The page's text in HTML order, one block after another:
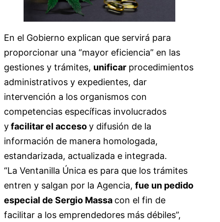
En el Gobierno explican que servirá para
proporcionar una “mayor eficiencia” en las
gestiones y trámites, unificar procedimientos
administrativos y expedientes, dar
intervención a los organismos con
competencias específicas involucrados
yfacilitar el accesoy difusión de la
información de manera homologada,
estandarizada, actualizada e integrada.
“La Ventanilla Única es para que los trámites
entren y salgan por la Agencia, fue un pedido
especial de Sergio Massa con el fin de
facilitar a los emprendedores más débiles”,